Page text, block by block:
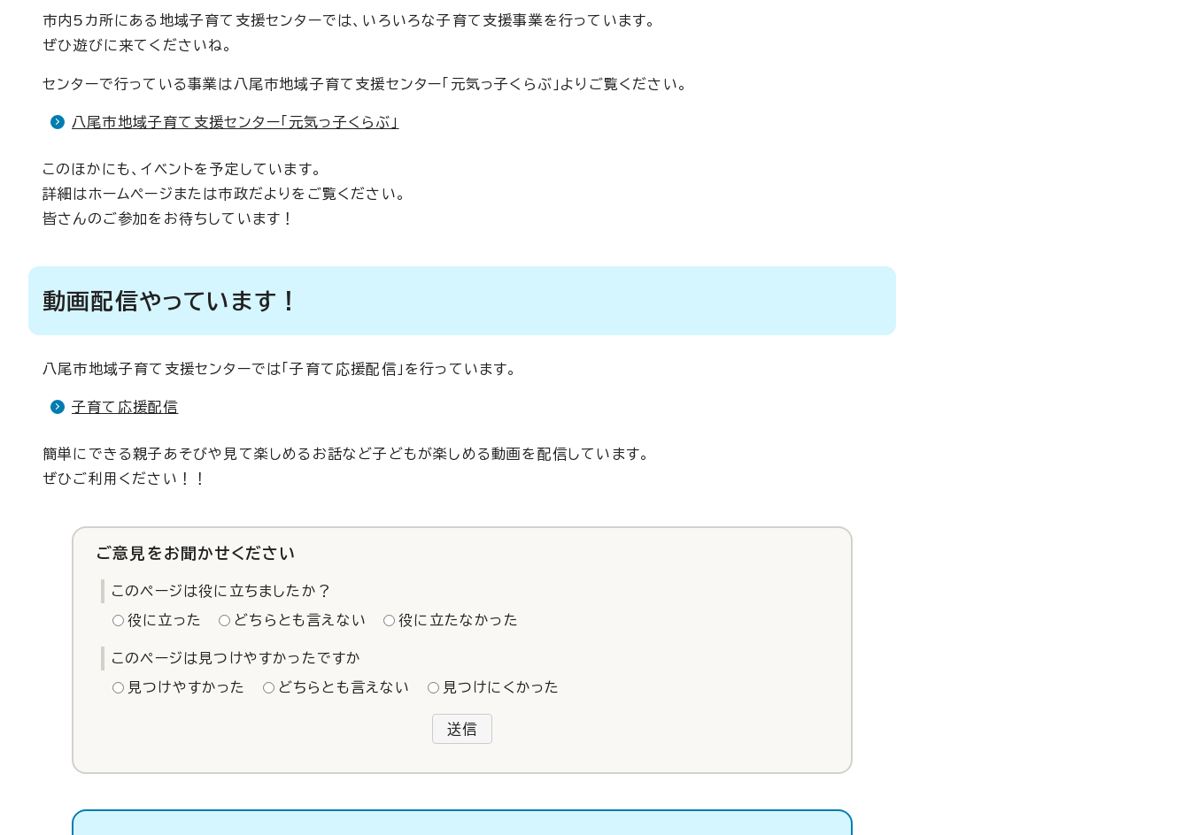
市内5カ所にある地域子育て支援センターでは、いろいろな子育て支援事業を行っています。
ぜひ遊びに来てくださいね。
センターで行っている事業は八尾市地域子育て支援センター「元気っ子くらぶ」よりご覧ください。
八尾市地域子育て支援センター「元気っ子くらぶ」
このほかにも、イベントを予定しています。
詳細はホームページまたは市政だよりをご覧ください。
皆さんのご参加をお待ちしています！
動画配信やっています！
八尾市地域子育て支援センターでは「子育て応援配信」を行っています。
子育て応援配信
簡単にできる親子あそびや見て楽しめるお話など子どもが楽しめる動画を配信しています。
ぜひご利用ください！！
ご意見をお聞かせください
このページは役に立ちましたか？
役に立った どちらとも言えない 役に立たなかった
このページは見つけやすかったですか
見つけやすかった どちらとも言えない 見つけにくかった
送信